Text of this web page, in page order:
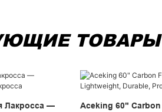
ТОВАРЫ
Лакросса —
Aceking 60"